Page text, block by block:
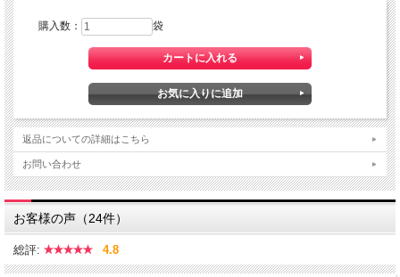
購入数： 袋
返品についての詳細はこちら
お問い合わせ
お客様の声（24件）
総評: 4.8